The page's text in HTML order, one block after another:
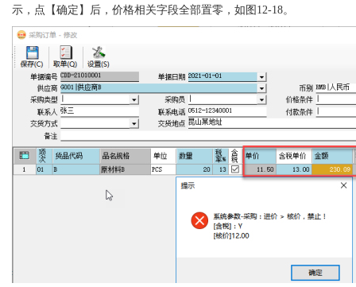
示，点【确定】后，价格相关字段全部置零，如图12-18。